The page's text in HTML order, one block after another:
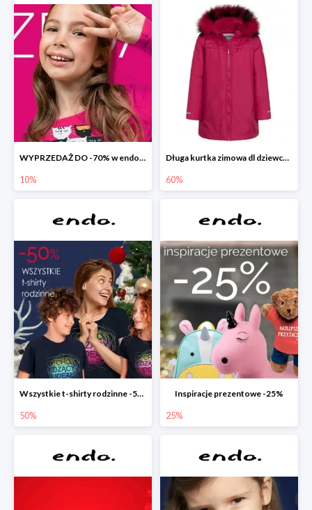
WYPRZEDAŻ DO -70% w endo.pl
10%
Długa kurtka zimowa dl dziewczynki
60%
Wszystkie t-shirty rodzinne -50%
50%
Inspiracje prezentowe -25%
25%